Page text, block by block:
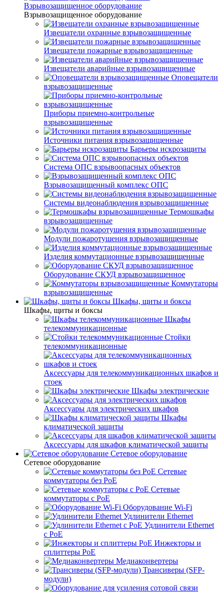
Взрывозащищенное оборудование
Взрывозащищенное оборудование
Извещатели охранные взрывозащищенные
Извещатели пожарные взрывозащищенные
Извещатели аварийные взрывозащищенные
Оповещатели
взрывозащищенные
Приборы приемно-контрольные
взрывозащищенные
Источники питания взрывозащищенные
Барьеры искрозащиты
Система ОПС взрывоопасных объектов
Взрывозащищенный комплекс ОПС
Системы видеонаблюдения взрывозащищенные
Термошкафы
взрывозащищенные
Модули пожаротушения взрывозащищенные
Изделия коммутационные взрывозащищенные
Оборудование СКУД взрывозащищенное
Коммутаторы
взрывозащищенные
Шкафы, щиты и боксы
Шкафы, щиты и боксы
Шкафы
телекоммуникационные
Стойки
телекоммуникационные
Аксессуары для телекоммуникационных шкафов и
стоек
Шкафы электрические
Аксессуары для электрических шкафов
Шкафы
климатической защиты
Аксессуары для шкафов климатической защиты
Сетевое оборудование
Сетевое оборудование
Сетевые
коммутаторы без PoE
Сетевые
коммутаторы с PoE
Оборудование Wi-Fi
Удлинители Ethernet
Удлинители Ethernet
с PoE
Инжекторы и
сплиттеры PoE
Медиаконвертеры
Трансиверы (SFP-
модули)